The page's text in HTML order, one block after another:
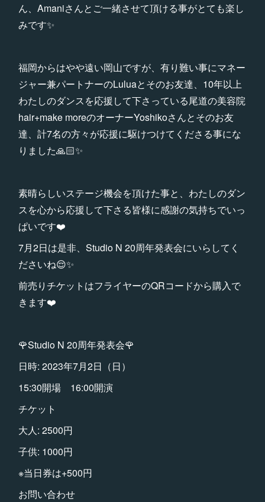
ん、Amaniさんとご一緒させて頂ける事がとても楽し
みです✨
福岡からはやや遠い岡山ですが、有り難い事にマネー
ジャー兼パートナーのLuluaとそのお友達、10年以上
わたしのダンスを応援して下さっている尾道の美容院
hair+make moreのオーナーYoshikoさんとそのお友
達、計7名の方々が応援に駆けつけてくださる事にな
りました🙏🏻✨
素晴らしいステージ機会を頂けた事と、わたしのダン
スを心から応援して下さる皆様に感謝の気持ちでいっ
ぱいです❤️
7月2日は是非、Studio N 20周年発表会にいらしてく
ださいね😌✨
前売りチケットはフライヤーのQRコードから購入で
きます❤️
🌹Studio N 20周年発表会🌹
日時: 2023年7月2日（日）
15:30開場 16:00開演
チケット
大人: 2500円
子供: 1000円
※当日券は+500円
お問い合わせ